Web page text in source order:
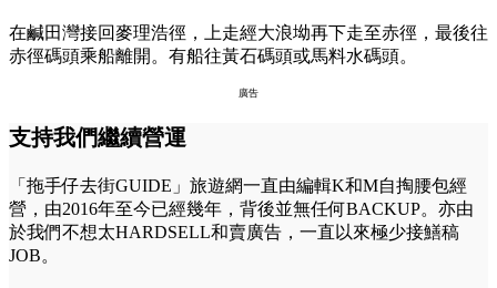
在鹹田灣接回麥理浩徑，上走經大浪坳再下走至赤徑，最後往
赤徑碼頭乘船離開。有船往黃石碼頭或馬料水碼頭。
廣告
支持我們繼續營運
「拖手仔去街GUIDE」旅遊網一直由編輯K和M自掏腰包經
營，由2016年至今已經幾年，背後並無任何BACKUP。亦由
於我們不想太HARDSELL和賣廣告，一直以來極少接鱔稿
JOB。